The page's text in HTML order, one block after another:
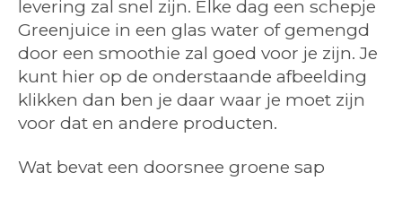
levering zal snel zijn. Elke dag een schepje
Greenjuice in een glas water of gemengd
door een smoothie zal goed voor je zijn. Je
kunt hier op de onderstaande afbeelding
klikken dan ben je daar waar je moet zijn
voor dat en andere producten.
Wat bevat een doorsnee groene sap